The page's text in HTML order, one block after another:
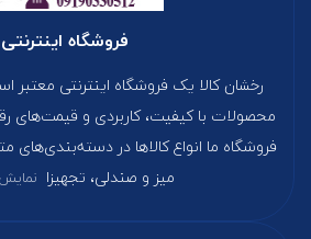
فروشگاه اینترنتی
رخشان کالا یک فروشگاه اینترنتی معتبر
محصولات با کیفیت، کاربردی و قیمت‌های
فروشگاه ما انواع کالاها در دسته‌بندی‌های
میز و صندلی، تجهیزا